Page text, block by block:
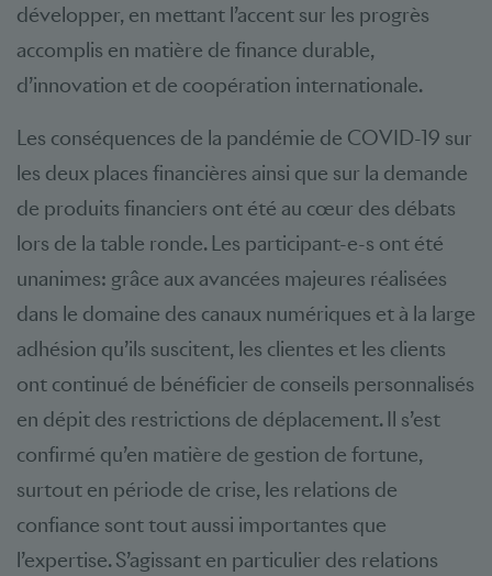
développer, en mettant l’accent sur les progrès
accomplis en matière de finance durable,
d’innovation et de coopération internationale.
Les conséquences de la pandémie de COVID-19 sur
les deux places financières ainsi que sur la demande
de produits financiers ont été au cœur des débats
lors de la table ronde. Les participant-e-s ont été
unanimes: grâce aux avancées majeures réalisées
dans le domaine des canaux numériques et à la large
adhésion qu’ils suscitent, les clientes et les clients
ont continué de bénéficier de conseils personnalisés
en dépit des restrictions de déplacement. Il s’est
confirmé qu’en matière de gestion de fortune,
surtout en période de crise, les relations de
confiance sont tout aussi importantes que
l’expertise. S’agissant en particulier des relations